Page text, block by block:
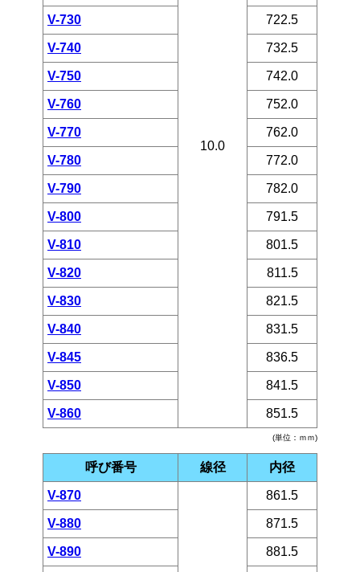
(単位：ｍｍ)
10.0
V-730 722.5
V-740 732.5
V-750 742.0
V-760 752.0
V-770 762.0
V-780 772.0
V-790 782.0
V-800 791.5
V-810 801.5
V-820 811.5
V-830 821.5
V-840 831.5
V-845 836.5
V-850 841.5
V-860 851.5
呼び番号 線径 内径
V-870 861.5
V-880 871.5
V-890 881.5